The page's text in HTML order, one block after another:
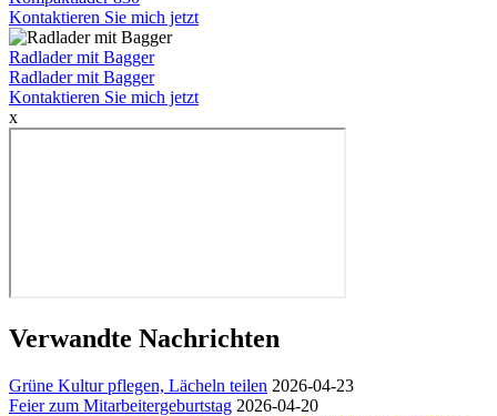
Kontaktieren Sie mich jetzt
Radlader mit Bagger
Radlader mit Bagger
Kontaktieren Sie mich jetzt
x
Verwandte Nachrichten
Grüne Kultur pflegen, Lächeln teilen 2026-04-23
Feier zum Mitarbeitergeburtstag 2026-04-20